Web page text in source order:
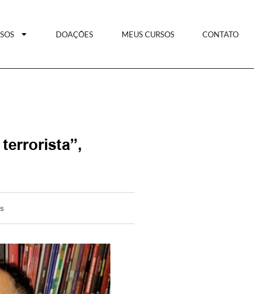
DOAÇÕES MEUS CURSOS CONTATO